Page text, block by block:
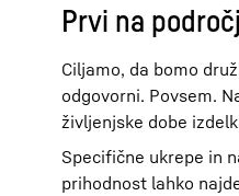
Prvi na
Ciljamo, da bomo
odgovorni. Povsem.
življenjske dobe
Specifične ukrepe in
prihodnost lahko